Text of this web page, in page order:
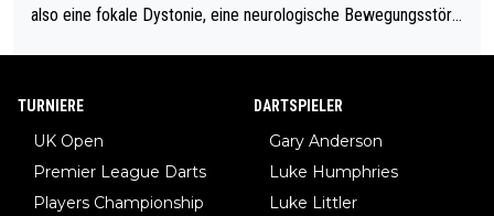
also eine fokale Dystonie, eine neurologische Bewegungsstöru
be immer noch, dass sehr viele der Dartits-Fälle fälschlich psy
diese könnten teils wirksam behandelt werden! Dafür müsste
man nur zum Neurologen und nicht zum Mentaltrainer gehen…
TURNIERE
UK Open
Premier League Darts
Players Championship
DARTSPIELER
Gary Anderson
Luke Humphries
Luke Littler